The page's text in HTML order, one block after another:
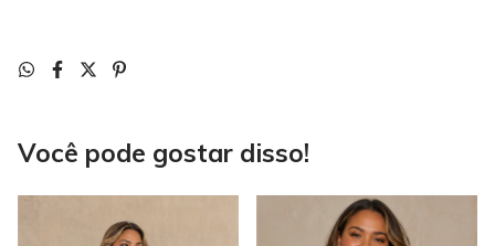
Você pode gostar disso!